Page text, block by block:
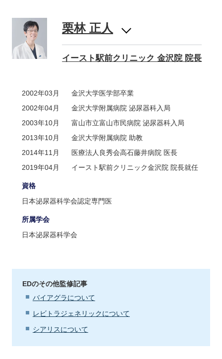
栗林 正人
イースト駅前クリニック 金沢院 院長
2002年03月
金沢大学医学部卒業
2002年04月
金沢大学附属病院 泌尿器科入局
2003年10月
富山市立富山市民病院 泌尿器科入局
2013年10月
金沢大学附属病院 助教
2014年11月
医療法人良秀会高石藤井病院 医長
2019年04月
イースト駅前クリニック金沢院 院長就任
資格
日本泌尿器科学会認定専門医
所属学会
日本泌尿器科学会
EDのその他監修記事
バイアグラについて
レビトラジェネリックについて
シアリスについて